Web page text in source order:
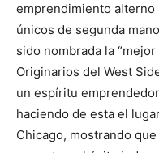
emprendimiento alterno
únicos de segunda
sido nombrada la
Originarios del West
un espíritu
haciendo de esta el
Chicago, mostrando